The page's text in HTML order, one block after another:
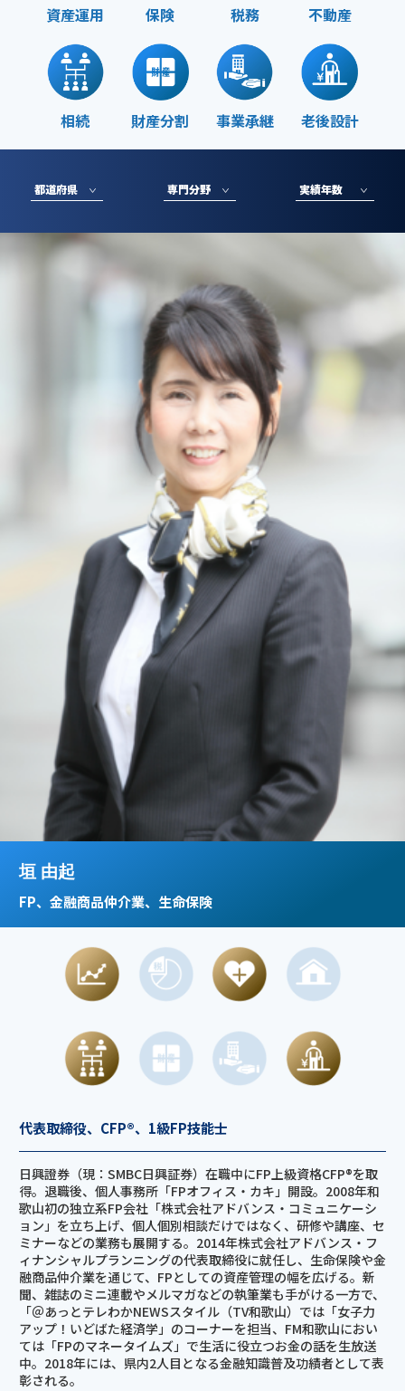
資産運用 保険 税務 不動産
相続 財産分割 事業承継 老後設計
垣 由起
FP、金融商品仲介業、生命保険
代表取締役、CFP®、1級FP技能士
日興證券（現：SMBC日興証券）在職中にFP上級資格CFP®を取
得。退職後、個人事務所「FPオフィス・カキ」開設。2008年和
歌山初の独立系FP会社「株式会社アドバンス・コミュニケーシ
ョン」を立ち上げ、個人個別相談だけではなく、研修や講座、セ
ミナーなどの業務も展開する。2014年株式会社アドバンス・フ
ィナンシャルプランニングの代表取締役に就任し、生命保険や金
融商品仲介業を通じて、FPとしての資産管理の幅を広げる。新
聞、雑誌のミニ連載やメルマガなどの執筆業も手がける一方で、
「＠あっとテレわかNEWSスタイル（TV和歌山）では「女子力
アップ！いどばた経済学」のコーナーを担当、FM和歌山におい
ては「FPのマネータイムズ」で生活に役立つお金の話を生放送
中。2018年には、県内2人目となる金融知識普及功績者として表
彰される。